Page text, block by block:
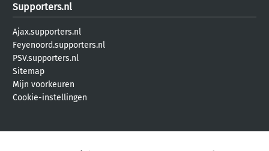
Supporters.nl
Ajax.supporters.nl
Feyenoord.supporters.nl
PSV.supporters.nl
Sitemap
Mijn voorkeuren
Cookie-instellingen